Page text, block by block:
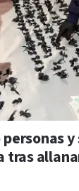
tras